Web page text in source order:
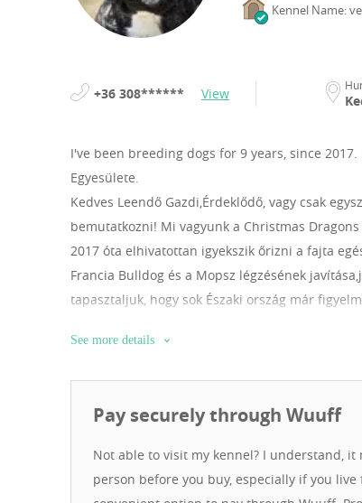
Kennel Name:
+36 308****** View
I've been breeding dogs for 9 years, since 2017.
Egyesülete.
Kedves Leendő Gazdi,Érdeklődő, vagy csak
bemutatkozni! Mi vagyunk a Christmas
2017 óta elhivatottan igyekszik őrizni a fajta
Francia Bulldog és a Mopsz légzésének
tapasztaljuk, hogy sok Északi ország már
szeretnénk ezen az úton haladni tovább a
10 évre,Ti pedig a bizalmatokat.Minden
kapcsolattartás,bármikor elértek, akár
a kutyusotokról. Gyertek el, és ismerjétek meg
szellemiségét. Üdvözlettel: Karácsonyi Norbert
See more details
Pay securely through Wuuff
Not able to visit my kennel? I understand,
person before you buy, especially if you